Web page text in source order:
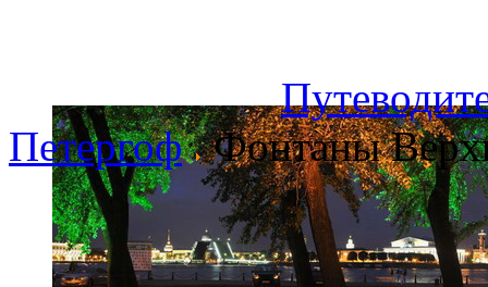
Петергоф Фонтаны